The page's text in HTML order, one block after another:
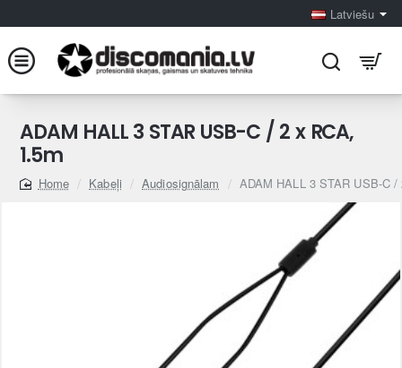
Latviešu
ADAM HALL 3 STAR USB-C / 2 x RCA,
1.5m
home
Kabeļi Audiosignālam ADAM HALL 3 STAR USB-C